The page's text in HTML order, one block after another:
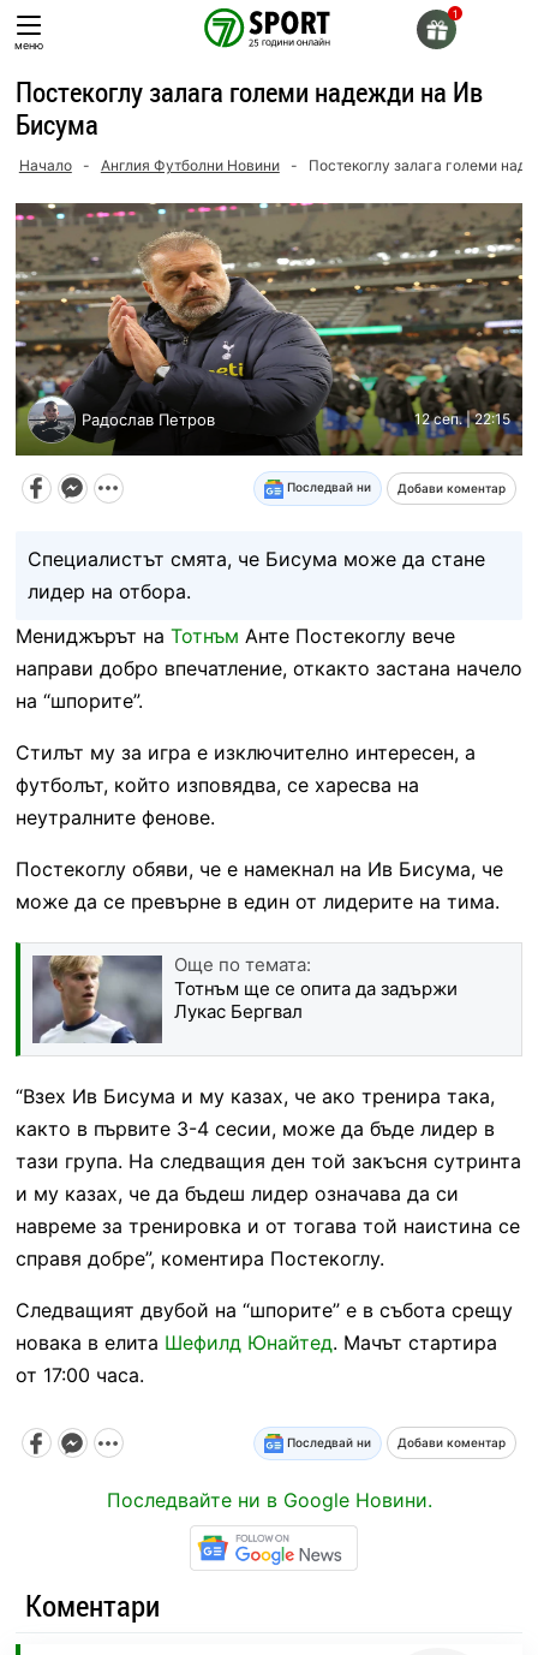
Skip
toменю
Постекоглу залага големи надежди на Ив
Бисума
Начало - Англия Футболни Новини - Постекоглу залага големи
Радослав Петров 12 сеп. | 22:15
Последвай ни Добави коментар
Специалистът смята, че Бисума може да стане
лидер на отбора.
Мениджърът на Тотнъм Анте Постекоглу вече
направи добро впечатление, откакто застана начело
на “шпорите”.
Стилът му за игра е изключително интересен, а
футболът, който изповядва, се харесва на
неутралните фенове.
Постекоглу обяви, че е намекнал на Ив Бисума, че
може да се превърне в един от лидерите на тима.
Още по темата:
Тотнъм ще се опита да задържи
Лукас Бергвал
“Взех Ив Бисума и му казах, че ако тренира така,
както в първите 3-4 сесии, може да бъде лидер в
тази група. На следващия ден той закъсня сутринта
и му казах, че да бъдеш лидер означава да си
навреме за тренировка и от тогава той наистина се
справя добре”, коментира Постекоглу.
Следващият двубой на “шпорите” е в събота срещу
новака в елита Шефилд Юнайтед. Мачът стартира
от 17:00 часа.
Последвай ни Добави коментар
Последвайте ни в Google Новини.
Коментари